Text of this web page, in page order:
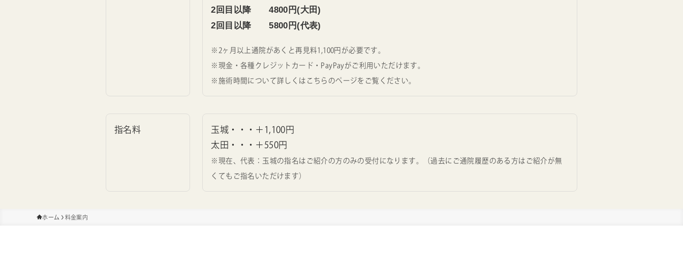
2回目以降 4800円(大田)
2回目以降 5800円(代表)
※2ヶ月以上通院があくと再見料1,100円が必要です。
※現金・各種クレジットカード・PayPayがご利用いただけます。
※施術時間について詳しくはこちらのページをご覧ください。
指名料
玉城・・・＋1,100円
太田・・・＋550円
※現在、代表：玉城の指名はご紹介の方のみの受付になります。（過去にご通院履歴のある方はご紹介が無
くてもご指名いただけます）
ホーム 料金案内